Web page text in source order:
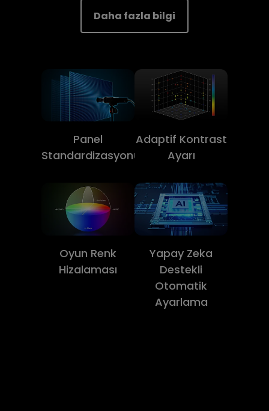
Daha fazla bilgi
Panel
Standardizasyonu
Adaptif Kontrast
Ayarı
Oyun Renk
Hizalaması
Yapay Zeka
Destekli
Otomatik
Ayarlama